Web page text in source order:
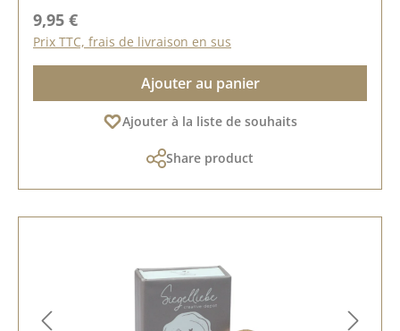
Prix régulier :
9,95 €
Prix TTC, frais de livraison en sus
Ajouter au panier
Ajouter à la liste de souhaits
Share product